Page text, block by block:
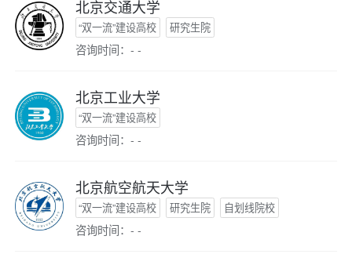
北京交通大学
“双一流”建设高校 研究生院
咨询时间：- -
北京工业大学
“双一流”建设高校
咨询时间：- -
北京航空航天大学
“双一流”建设高校 研究生院 自划线院校
咨询时间：- -